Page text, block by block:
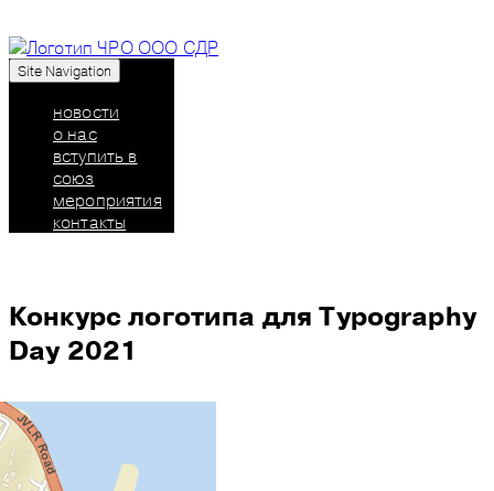
Союз дизайнеров России: челябинское
региональное отделение
Site Navigation
новости
о нас
вступить в
союз
мероприятия
контакты
Конкурс логотипа для Typography
Day 2021